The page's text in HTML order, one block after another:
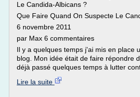
Le Candida-Albicans ?
Que Faire Quand On Suspecte Le
6 novembre 2011
par Max 6 commentaires
Il y a quelques temps j'ai mis en place
blog. Mon idée était de faire répondre
déjà passé quelques temps à lutter
Lire la suite